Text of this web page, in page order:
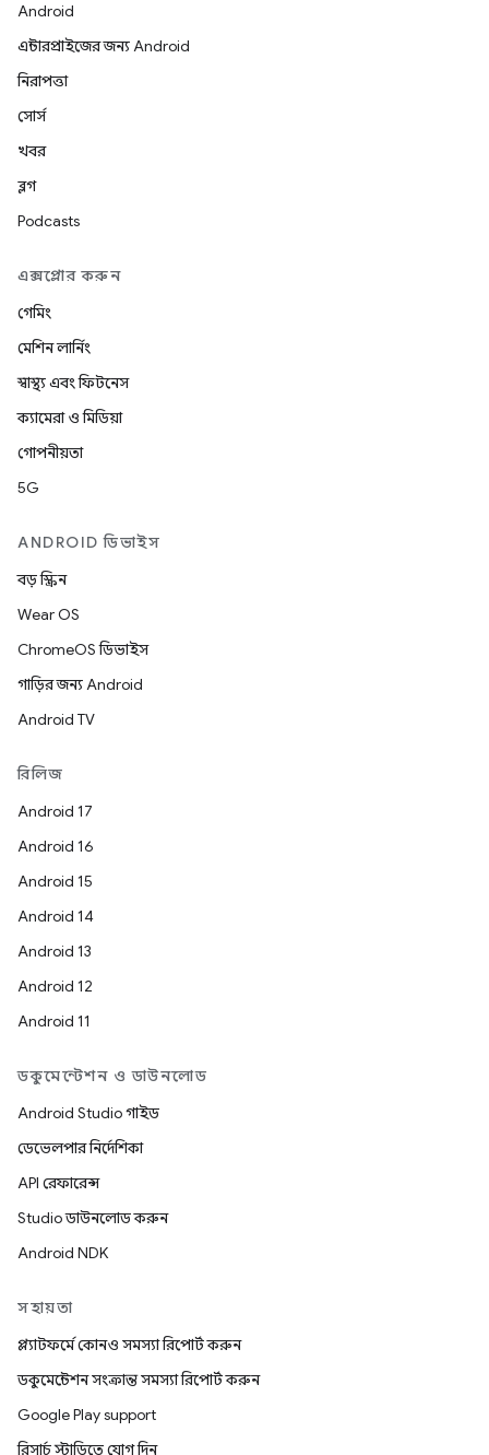
Android
এন্টারপ্রাইজের জন্য Android
নিরাপত্তা
সোর্স
খবর
ব্লগ
Podcasts
এক্সপ্লোর করুন
গেমিং
মেশিন লার্নিং
স্বাস্থ্য এবং ফিটনেস
ক্যামেরা ও মিডিয়া
গোপনীয়তা
5G
ANDROID ডিভাইস
বড় স্ক্রিন
Wear OS
ChromeOS ডিভাইস
গাড়ির জন্য Android
Android TV
রিলিজ
Android 17
Android 16
Android 15
Android 14
Android 13
Android 12
Android 11
ডকুমেন্টেশন ও ডাউনলোড
Android Studio গাইড
ডেভেলপার নির্দেশিকা
API রেফারেন্স
Studio ডাউনলোড করুন
Android NDK
সহায়তা
প্ল্যাটফর্মে কোনও সমস্যা রিপোর্ট করুন
ডকুমেন্টেশন সংক্রান্ত সমস্যা রিপোর্ট করুন
Google Play support
রিসার্চ স্টাডিতে যোগ দিন